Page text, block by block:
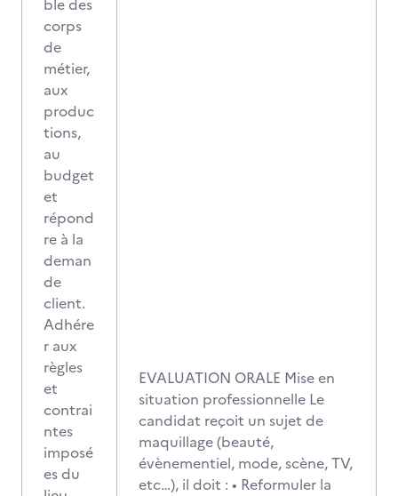
ble des
corps
de
métier,
aux
produc
tions,
au
budget
et
répond
re à la
deman
de
client.
Adhére
r aux
règles
et
contrai
ntes
imposé
es du
EVALUATION ORALE Mise en
situation professionnelle Le
candidat reçoit un sujet de
maquillage (beauté,
évènementiel, mode, scène, TV,
etc…), il doit : • Reformuler la